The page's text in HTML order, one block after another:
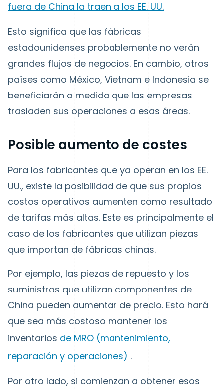
fuera de China la traen a los EE. UU.
Esto significa que las fábricas
estadounidenses probablemente no verán
grandes flujos de negocios. En cambio, otros
países como México, Vietnam e Indonesia se
beneficiarán a medida que las empresas
trasladen sus operaciones a esas áreas.
Posible aumento de costes
Para los fabricantes que ya operan en los EE.
UU., existe la posibilidad de que sus propios
costos operativos aumenten como resultado
de tarifas más altas. Este es principalmente el
caso de los fabricantes que utilizan piezas
que importan de fábricas chinas.
Por ejemplo, las piezas de repuesto y los
suministros que utilizan componentes de
China pueden aumentar de precio. Esto hará
que sea más costoso mantener los
inventarios de MRO (mantenimiento,
reparación y operaciones) .
Por otro lado, si comienzan a obtener esos